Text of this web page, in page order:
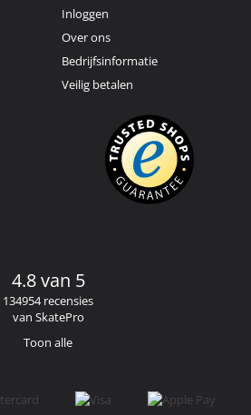
Inloggen
Over ons
Bedrijfsinformatie
Veilig betalen
4.8 van 5
134954 recensies
van SkatePro
Toon alle